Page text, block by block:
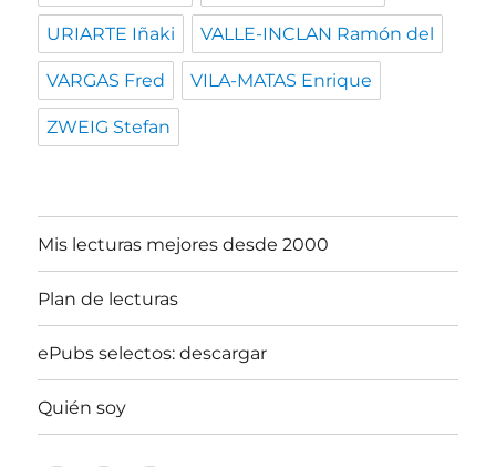
URIARTE Iñaki VALLE-INCLAN Ramón del
VARGAS Fred VILA-MATAS Enrique
ZWEIG Stefan
Mis lecturas mejores desde 2000
Plan de lecturas
ePubs selectos: descargar
Quién soy